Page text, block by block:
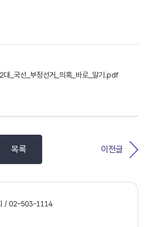
대_국선_부정선거_의혹_바로_알기.pdf
이전글
목록
/ 02-503-1114